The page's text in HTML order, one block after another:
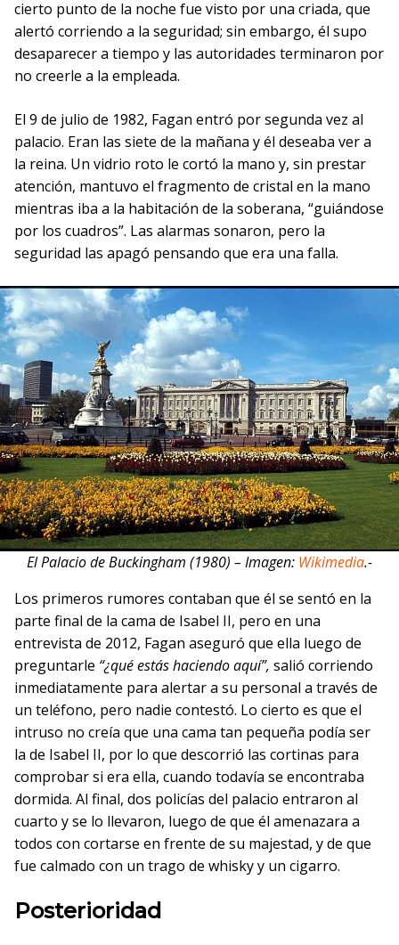
cierto punto de la noche fue visto por una criada, que
alertó corriendo a la seguridad; sin embargo, él supo
desaparecer a tiempo y las autoridades terminaron por
no creerle a la empleada.
El 9 de julio de 1982, Fagan entró por segunda vez al
palacio. Eran las siete de la mañana y él deseaba ver a
la reina. Un vidrio roto le cortó la mano y, sin prestar
atención, mantuvo el fragmento de cristal en la mano
mientras iba a la habitación de la soberana, “guiándose
por los cuadros”. Las alarmas sonaron, pero la
seguridad las apagó pensando que era una falla.
El Palacio de Buckingham (1980) – Imagen: Wikimedia.-
Los primeros rumores contaban que él se sentó en la
parte final de la cama de Isabel II, pero en una
entrevista de 2012, Fagan aseguró que ella luego de
preguntarle “¿qué estás haciendo aquí”, salió corriendo
inmediatamente para alertar a su personal a través de
un teléfono, pero nadie contestó. Lo cierto es que el
intruso no creía que una cama tan pequeña podía ser
la de Isabel II, por lo que descorrió las cortinas para
comprobar si era ella, cuando todavía se encontraba
dormida. Al final, dos policías del palacio entraron al
cuarto y se lo llevaron, luego de que él amenazara a
todos con cortarse en frente de su majestad, y de que
fue calmado con un trago de whisky y un cigarro.
Posterioridad